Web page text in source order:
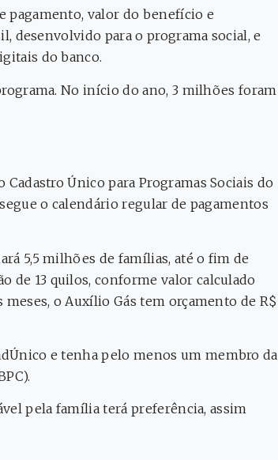
pagamento, valor do benefício e
desenvolvido para o programa social, e
do banco.
No início do ano, 3 milhões foram
Único para Programas Sociais do
o calendário regular de pagamentos
5,5 milhões de famílias, até o fim de
de 13 quilos, conforme valor calculado
meses, o Auxílio Gás tem orçamento de R$
e tenha pelo menos um membro da
pela família terá preferência, assim